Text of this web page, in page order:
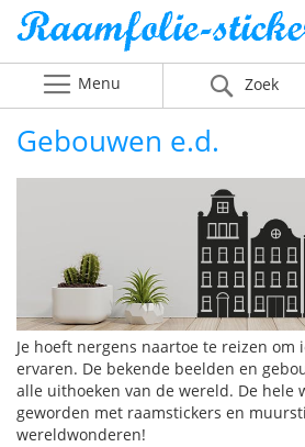
Menu Zoek
Gebouwen e.d.
Je hoeft nergens naartoe te reizen om
ervaren. De bekende beelden en
alle uithoeken van de wereld. De hele
geworden met raamstickers en
wereldwonderen!